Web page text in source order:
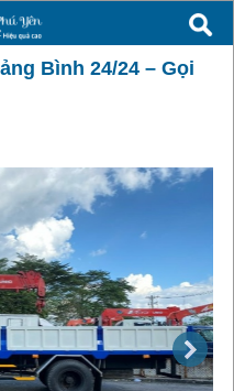
Bình 24/24 – Gọi